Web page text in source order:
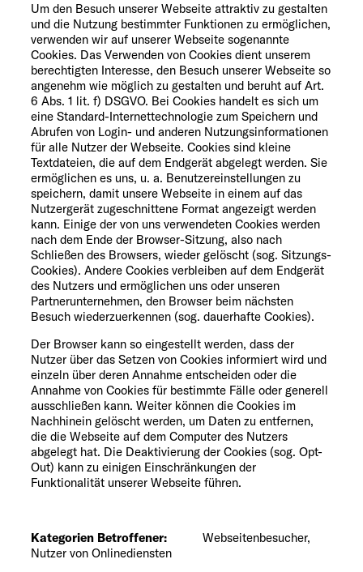
Um den Besuch unserer Webseite attraktiv zu gestalten
und die Nutzung bestimmter Funktionen zu ermöglichen,
verwenden wir auf unserer Webseite sogenannte
Cookies. Das Verwenden von Cookies dient unserem
berechtigten Interesse, den Besuch unserer Webseite so
angenehm wie möglich zu gestalten und beruht auf Art.
6 Abs. 1 lit. f) DSGVO. Bei Cookies handelt es sich um
eine Standard-Internettechnologie zum Speichern und
Abrufen von Login- und anderen Nutzungsinformationen
für alle Nutzer der Webseite. Cookies sind kleine
Textdateien, die auf dem Endgerät abgelegt werden. Sie
ermöglichen es uns, u. a. Benutzereinstellungen zu
speichern, damit unsere Webseite in einem auf das
Nutzergerät zugeschnittene Format angezeigt werden
kann. Einige der von uns verwendeten Cookies werden
nach dem Ende der Browser-Sitzung, also nach
Schließen des Browsers, wieder gelöscht (sog. Sitzungs-
Cookies). Andere Cookies verbleiben auf dem Endgerät
des Nutzers und ermöglichen uns oder unseren
Partnerunternehmen, den Browser beim nächsten
Besuch wiederzuerkennen (sog. dauerhafte Cookies).
Der Browser kann so eingestellt werden, dass der
Nutzer über das Setzen von Cookies informiert wird und
einzeln über deren Annahme entscheiden oder die
Annahme von Cookies für bestimmte Fälle oder generell
ausschließen kann. Weiter können die Cookies im
Nachhinein gelöscht werden, um Daten zu entfernen,
die die Webseite auf dem Computer des Nutzers
abgelegt hat. Die Deaktivierung der Cookies (sog. Opt-
Out) kann zu einigen Einschränkungen der
Funktionalität unserer Webseite führen.
Kategorien Betroffener: Webseitenbesucher,
Nutzer von Onlinediensten